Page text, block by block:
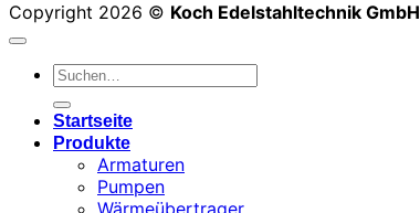
Copyright 2026 © Koch Edelstahltechnik GmbH
Suchen
Startseite
Produkte
Armaturen
Pumpen